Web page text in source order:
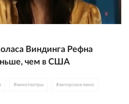
Виндинга Рефна
чем в США
#кинотеатры #авторское кино